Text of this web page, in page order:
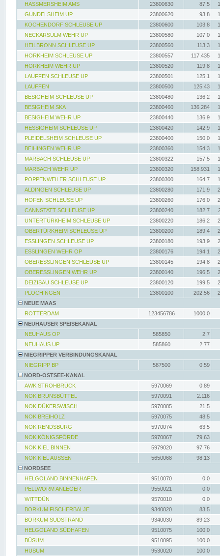
HASSMERSHEIM AMS
23800630 87.5
GUNDELSHEIM UP
23800620 93.8
KOCHENDORF SCHLEUSE UP
23800600 103.8
NECKARSULM WEHR UP
23800580 107.0
HEILBRONN SCHLEUSE UP
23800560 113.3
HORKHEIM SCHLEUSE UP
23800557 117.435
HORKHEIM WEHR UP
23800520 119.8
LAUFFEN SCHLEUSE UP
23800501 125.1
LAUFFEN
23800500 125.43
BESIGHEIM SCHLEUSE UP
23800480 136.2
BESIGHEIM SKA
23800460 136.284
BESIGHEIM WEHR UP
23800440 136.9
HESSIGHEIM SCHLEUSE UP
23800420 142.9
PLEIDELSHEIM SCHLEUSE UP
23800400 150.0
BEIHINGEN WEHR UP
23800360 154.3
MARBACH SCHLEUSE UP
23800322 157.5
MARBACH WEHR UP
23800320 158.931
POPPENWEILER SCHLEUSE UP
23800300 164.7
ALDINGEN SCHLEUSE UP
23800280 171.9
HOFEN SCHLEUSE UP
23800260 176.0
CANNSTATT SCHLEUSE UP
23800240 182.7
UNTERTÜRKHEIM SCHLEUSE UP
23800220 186.2
OBERTÜRKHEIM SCHLEUSE UP
23800200 189.4
ESSLINGEN SCHLEUSE UP
23800180 193.9
ESSLINGEN WEHR OP
23800176 194.1
OBERESSLINGEN SCHLEUSE UP
23800145 194.8
OBERESSLINGEN WEHR UP
23800140 196.5
DEIZISAU SCHLEUSE UP
23800120 199.5
PLOCHINGEN
23800100 202.56
NEUE MAAS
ROTTERDAM
123456786
1000.0
NEUHAUSER SPEISEKANAL
NEUHAUS OP
585850
2.7
NEUHAUS UP
585860
2.77
NIEGRIPPER VERBINDUNGSKANAL
NIEGRIPP BP
587500
0.59
NORD-OSTSEE-KANAL
AWK STROHBRÜCK
5970069
0.89
NOK BRUNSBÜTTEL
5970091
2.116
NOK DÜKERSWISCH
5970085
21.5
NOK BREIHOLZ
5970075
48.5
NOK RENDSBURG
5970074
63.5
NOK KÖNIGSFÖRDE
5970067
79.63
NOK KIEL BINNEN
5979020
97.76
NOK KIEL AUSSEN
5650068
98.13
NORDSEE
HELGOLAND BINNENHAFEN
9510070
0.0
PELLWORM ANLEGER
9550021
0.0
WITTDÜN
9570010
0.0
BORKUM FISCHERBALJE
9340020
83.5
BORKUM SÜDSTRAND
9340030
89.23
HELGOLAND SÜDHAFEN
9510075
100.0
BÜSUM
9510095
100.0
HUSUM
9530020 100.0